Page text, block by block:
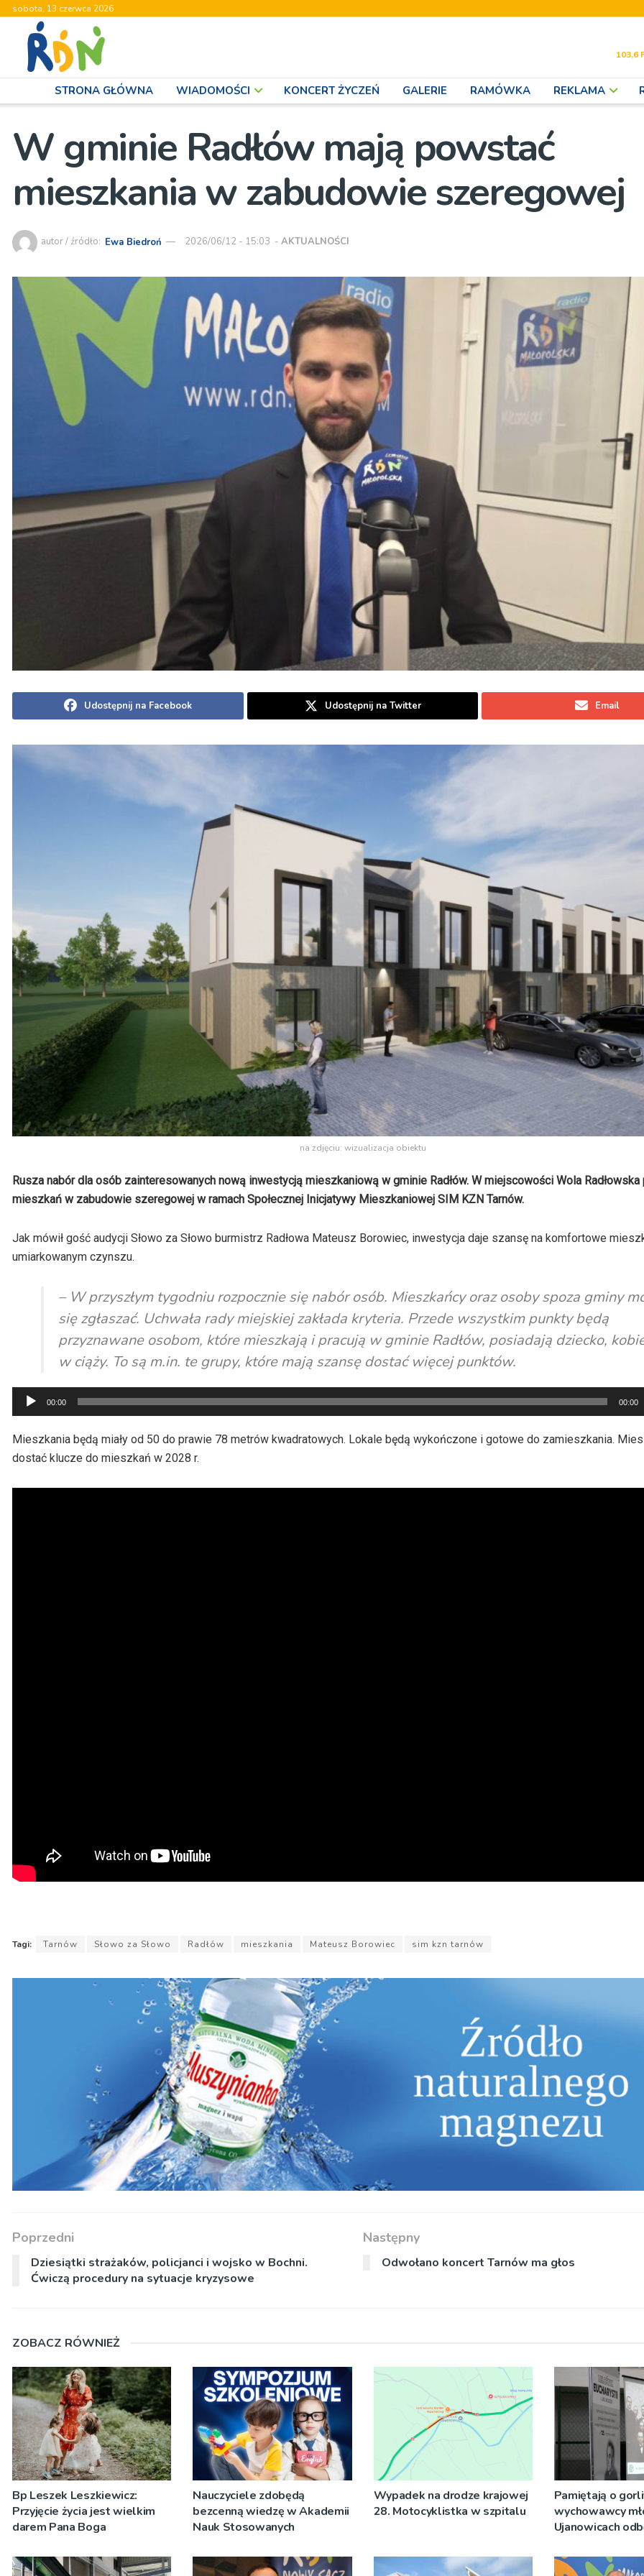
sobota, 13 czerwca 2026
103,6
STRONA GŁÓWNA WIADOMOŚCI KONCERT ŻYCZEŃ GALERIE RAMÓWKA REKLAMA
W gminie Radłów mają powstać
mieszkania w zabudowie szeregowej
autor / źródło: Ewa Biedroń 2026/06/12 - 15:03 - AKTUALNOŚCI
Udostępnij na Facebook Udostępnij na Twitter Email
na zdjęciu: wizualizacja obiektu
Rusza nabór dla osób zainteresowanych nową inwestycją mieszkaniową w gminie Radłów. W miejscowości Wola
mieszkań w zabudowie szeregowej w ramach Społecznej Inicjatywy Mieszkaniowej SIM KZN Tarnów.
Jak mówił gość audycji Słowo za Słowo burmistrz Radłowa Mateusz Borowiec, inwestycja daje szansę na komfortowe
umiarkowanym czynszu.
– W przyszłym tygodniu rozpocznie się nabór osób. Mieszkańcy oraz osoby spoza gminy
się zgłaszać. Uchwała rady miejskiej zakłada kryteria. Przede wszystkim punkty będą
przyznawane osobom, które mieszkają i pracują w gminie Radłów, posiadają dziecko,
w ciąży. To są m.in. te grupy, które mają szansę dostać więcej punktów.
Odtwarzacz
plików
dźwiękowych
00:00 00:00
Mieszkania będą miały od 50 do prawie 78 metrów kwadratowych. Lokale będą wykończone i gotowe do zamieszkania.
dostać klucze do mieszkań w 2028 r.
Tagi: Tarnów Słowo za Słowo Radłów mieszkania Mateusz Borowiec sim kzn tarnów
Poprzedni
Dziesiątki strażaków, policjanci i wojsko w Bochni.
Ćwiczą procedury na sytuacje kryzysowe
Następny
Odwołano koncert Tarnów ma głos
ZOBACZ RÓWNIEŻ
Bp Leszek Leszkiewicz:
Przyjęcie życia jest wielkim
darem Pana Boga
Nauczyciele zdobędą
bezcenną wiedzę w Akademii
Nauk Stosowanych
Wypadek na drodze krajowej
28. Motocyklistka w szpitalu
Pamiętają o
wychowawcy
Ujanowicach